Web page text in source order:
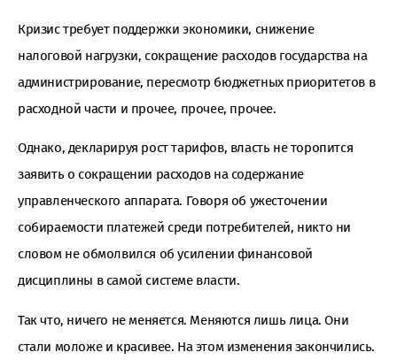
Кризис требует поддержки экономики, снижение
налоговой нагрузки, сокращение расходов государства на
администрирование, пересмотр бюджетных приоритетов в
расходной части и прочее, прочее, прочее.
Однако, декларируя рост тарифов, власть не торопится
заявить о сокращении расходов на содержание
управленческого аппарата. Говоря об ужесточении
собираемости платежей среди потребителей, никто ни
словом не обмолвился об усилении финансовой
дисциплины в самой системе власти.
Так что, ничего не меняется. Меняются лишь лица. Они
стали моложе и красивее. На этом изменения закончились.